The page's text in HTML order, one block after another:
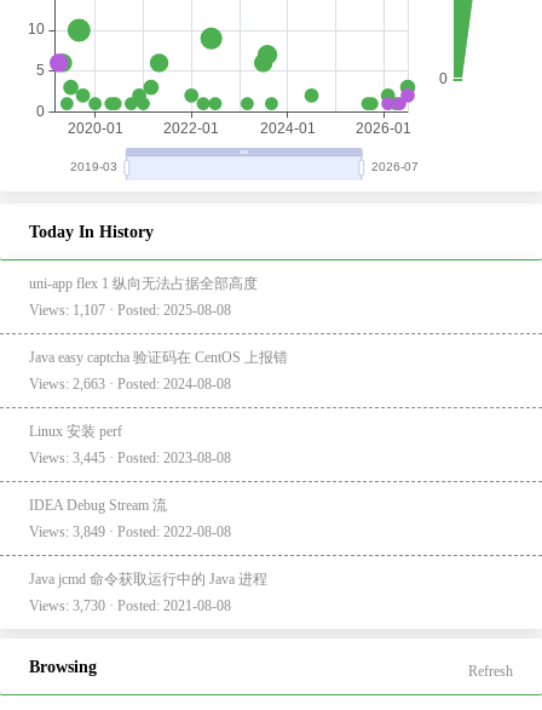
Today In History
uni-app flex 1 纵向无法占据全部高度
Views: 1,107 · Posted: 2025-08-08
Java easy captcha 验证码在 CentOS 上报错
Views: 2,663 · Posted: 2024-08-08
Linux 安装 perf
Views: 3,445 · Posted: 2023-08-08
IDEA Debug Stream 流
Views: 3,849 · Posted: 2022-08-08
Java jcmd 命令获取运行中的 Java 进程
Views: 3,730 · Posted: 2021-08-08
Browsing Refresh